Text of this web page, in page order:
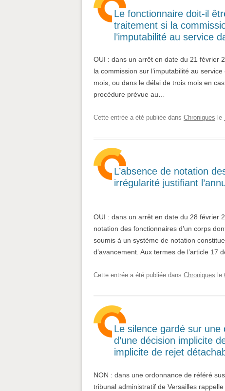
Le fonctionnaire doit-il
traitement si la
l’imputabilité au service
OUI : dans un arrêt en date du 21 février
la commission sur l’imputabilité au
mois, ou dans le délai de trois mois en
procédure prévue au…
Cette entrée a été publiée dans Chroniques le
L’absence de notation
irrégularité justifiant
OUI : dans un arrêt en date du 28 février
notation des fonctionnaires d’un corps
soumis à un système de notation
d’avancement. Aux termes de l’article 17
Cette entrée a été publiée dans Chroniques le
Le silence gardé sur
d’une décision implicite
implicite de rejet
NON : dans une ordonnance de référé
tribunal administratif de Versailles